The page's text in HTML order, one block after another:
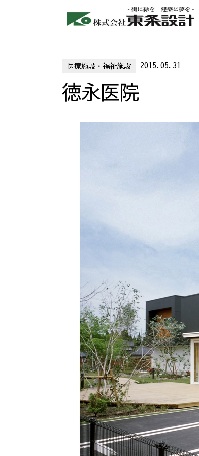
医療施設・福祉施設 2015.05.31
徳永医院